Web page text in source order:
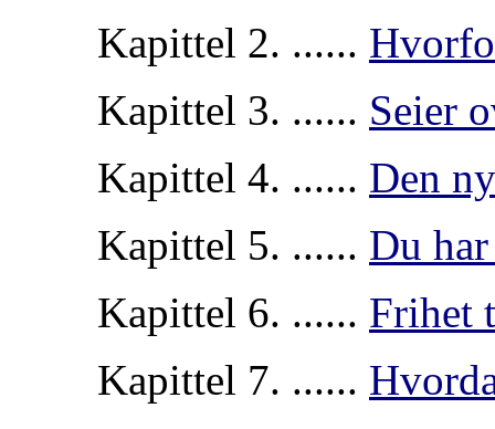
Kapittel 2. ......
Kapittel 3. ...... Seier
Kapittel 4. ...... Den
Kapittel 5. ...... Du
Kapittel 6. ...... Frihet
Kapittel 7. ......